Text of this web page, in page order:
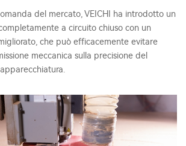
del mercato, VEICHI ha introdotto un
a circuito chiuso con un
che può efficacemente evitare
meccanica sulla precisione del